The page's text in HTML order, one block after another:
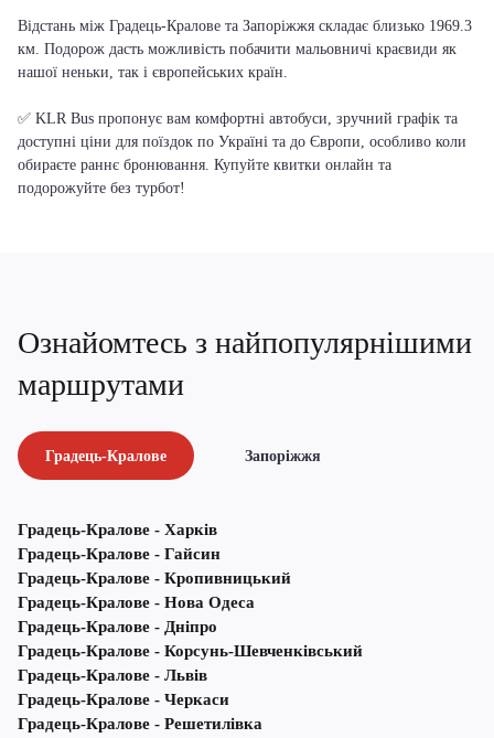
Відстань між Градець-Кралове та Запоріжжя складає близько 1969.3
км. Подорож дасть можливість побачити мальовничі краєвиди як
нашої неньки, так і європейських країн.
✅ KLR Bus пропонує вам комфортні автобуси, зручний графік та
доступні ціни для поїздок по Україні та до Європи, особливо коли
обираєте раннє бронювання. Купуйте квитки онлайн та
подорожуйте без турбот!
Ознайомтесь з найпопулярнішими
маршрутами
Градець-Кралове Запоріжжя
Градець-Кралове - Харків
Градець-Кралове - Гайсин
Градець-Кралове - Кропивницький
Градець-Кралове - Нова Одеса
Градець-Кралове - Дніпро
Градець-Кралове - Корсунь-Шевченківський
Градець-Кралове - Львів
Градець-Кралове - Черкаси
Градець-Кралове - Решетилівка